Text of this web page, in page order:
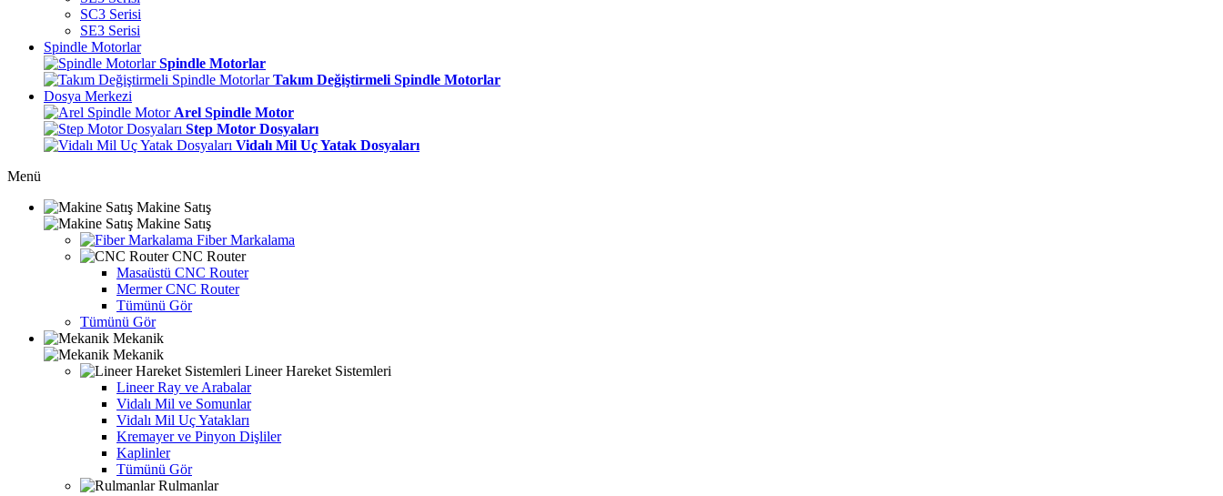
SC3 Serisi
SE3 Serisi
Spindle Motorlar
Spindle Motorlar
Takım Değiştirmeli Spindle Motorlar
Dosya Merkezi
Arel Spindle Motor
Step Motor Dosyaları
Vidalı Mil Uç Yatak Dosyaları
Menü
Makine Satış
Makine Satış
Fiber Markalama
CNC Router
Masaüstü CNC Router
Mermer CNC Router
Tümünü Gör
Tümünü Gör
Mekanik
Mekanik
Lineer Hareket Sistemleri
Lineer Ray ve Arabalar
Vidalı Mil ve Somunlar
Vidalı Mil Uç Yatakları
Kremayer ve Pinyon Dişliler
Kaplinler
Tümünü Gör
Rulmanlar